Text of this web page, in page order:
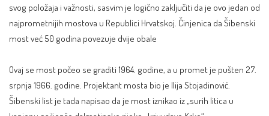
svog položaja i važnosti, sasvim je logično zaključiti da je ovo jedan od
najprometnijih mostova u Republici Hrvatskoj. Činjenica da Šibenski
most već 50 godina povezuje dvije obale
Ovaj se most počeo se graditi 1964. godine, a u promet je pušten 27.
srpnja 1966. godine. Projektant mosta bio je Ilija Stojadinović.
Šibenski list je tada napisao da je most iznikao iz „surih litica u